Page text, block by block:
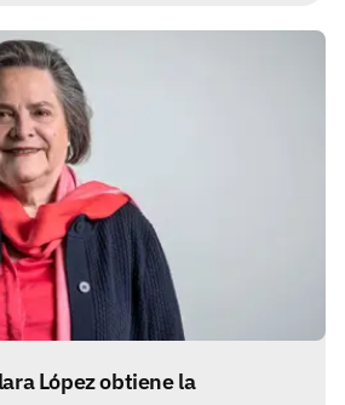
López obtiene la